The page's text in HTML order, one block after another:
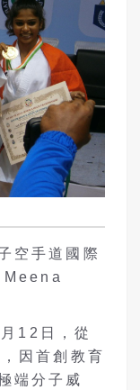
空手道國際
Meena
12日，從
因首創教育
端分子威